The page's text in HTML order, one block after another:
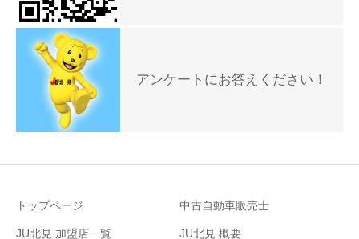
アンケートにお答えください！
トップページ 中古自動車販売士
JU北見 加盟店一覧 JU北見 概要